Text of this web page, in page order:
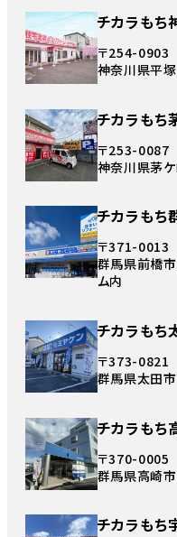
チカラもち
〒254-0903
神奈川県平
チカラもち
〒253-0087
神奈川県茅
チカラもち
〒371-0013
群馬県前橋
ム内
チカラもち
〒373-0821
群馬県太田
チカラもち
〒370-0005
群馬県高崎
チカラもち